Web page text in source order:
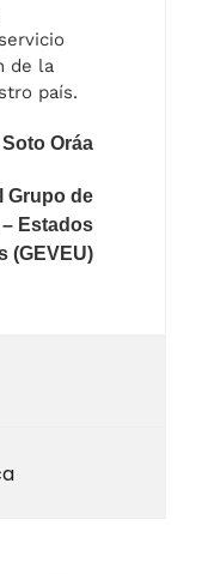
de la
país.
Oráa
Grupo de
Estados
(GEVEU)